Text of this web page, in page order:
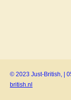
© 2023 Just-British, |
british.nl